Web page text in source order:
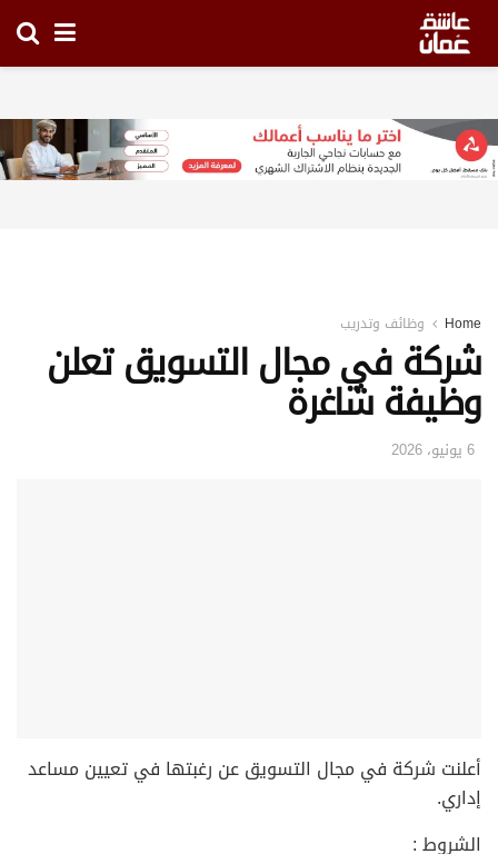
Home وظائف وتدريب
شركة في مجال التسويق تعلن
وظيفة شاغرة
6 يونيو، 2026
أعلنت شركة في مجال التسويق عن رغبتها في تعيين مساعد
إداري.
الشروط :